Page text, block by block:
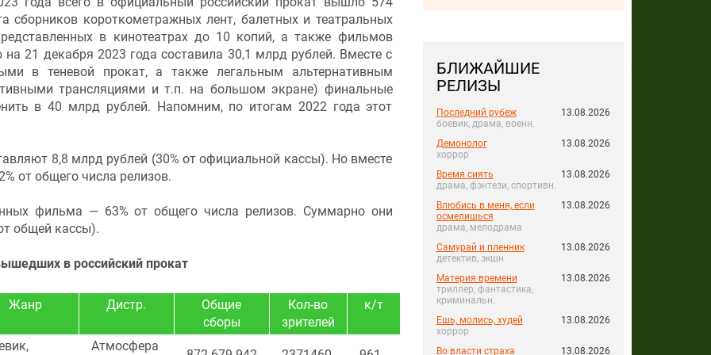
БЛИЖАЙШИЕ
РЕЛИЗЫ
Последний рубеж
боевик, драма, военн.
13.08.2026
Демонолог
хоррор
13.08.2026
Время сиять
драма, фэнтези, спортивн.
13.08.2026
Влюбись в меня, если
осмелишься
драма, мелодрама
13.08.2026
Самурай и пленник
детектив, экшн
13.08.2026
Материя времени
триллер, фантастика,
криминальн.
13.08.2026
Ешь, молись, худей
хоррор
13.08.2026
Во власти страха 13.08.2026
сборников короткометражных лент, балетных и театральных
в кинотеатрах до 10 копий, а также фильмов
21 декабря 2023 года составила 30,1 млрд рублей. Вместе с
в теневой прокат, а также легальным альтернативным
трансляциями и т.п. на большом экране) финальные
в 40 млрд рублей. Напомним, по итогам 2022 года этот
8,8 млрд рублей (30% от официальной кассы). Но вместе
от общего числа релизов.
фильма — 63% от общего числа релизов. Суммарно они
общей кассы).
в российский прокат
Жанр Дистр.
Общие
сборы
Кол-во
зрителей
к/т
Атмосфера